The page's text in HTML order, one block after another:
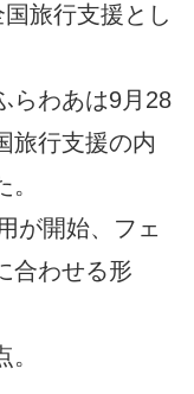
旅行支援とし
らわあは9月28
旅行支援の内
が開始、フェ
合わせる形